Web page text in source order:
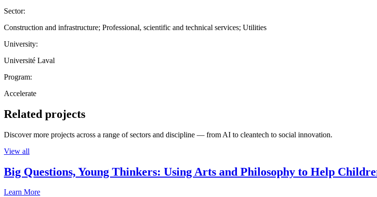
Sector:
Construction and infrastructure; Professional, scientific and technical services; Utilities
University:
Université Laval
Program:
Accelerate
Related projects
Discover more projects across a range of sectors and discipline — from AI to cleantech to social innovation.
View all
Big Questions, Young Thinkers: Using Arts and Philosophy to Help
Learn More